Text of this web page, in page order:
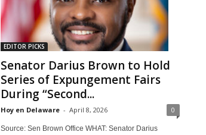
EDITOR PICKS
Senator Darius Brown to Hold
Series of Expungement Fairs
During “Second...
Hoy en Delaware - April 8, 2026 0
Source: Sen Brown Office WHAT: Senator Darius